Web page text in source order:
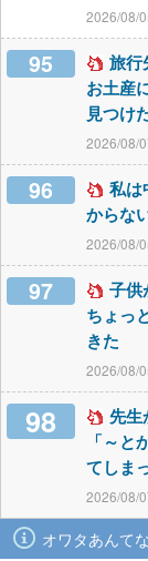
2026/08/
95
旅行
お土産
見つけ
2026/08/
96
私は
からな
2026/08/
97
子供
ちょっ
きた
2026/08/
98
先生
「～
てしま
2026/08/
オワタあんて